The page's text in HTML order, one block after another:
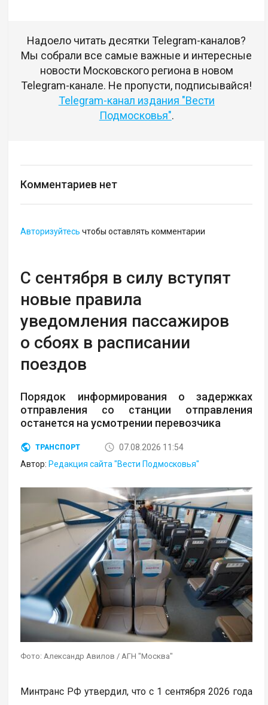
Надоело читать десятки Telegram-каналов?
Мы собрали все самые важные и интересные
новости Московского региона в новом
Telegram-канале. Не пропусти, подписывайся!
Telegram-канал издания "Вести
Подмосковья".
Комментариев нет
Авторизуйтесь чтобы оставлять комментарии
С сентября в силу вступят
новые правила
уведомления пассажиров
о сбоях в расписании
поездов
Порядок информирования о задержках
отправления со станции отправления
останется на усмотрении перевозчика
ТРАНСПОРТ
07.08.2026 11:54
Автор: Редакция сайта "Вести Подмосковья"
Фото: Александр Авилов / АГН "Москва"
Минтранс РФ утвердил, что с 1 сентября 2026 года